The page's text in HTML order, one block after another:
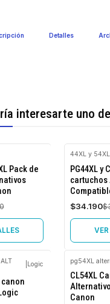
Detalles
interesarte uno
Pack de
-5%
OFF
Agotado
44XL y
PG44XL y
$34.190
Logic
canon
-5%
OFF
pg54XL
CL54XL
Canon